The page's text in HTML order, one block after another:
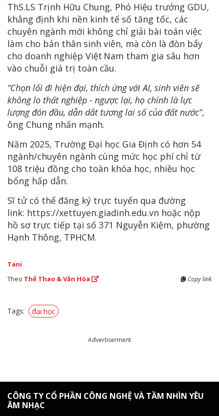
ThS.LS Trịnh Hữu Chung, Phó Hiệu trưởng GDU,
khẳng định khi nền kinh tế số tăng tốc, các
chuyên ngành mới không chỉ giải bài toán việc
làm cho bản thân sinh viên, mà còn là đòn bẩy
cho doanh nghiệp Việt Nam tham gia sâu hơn
vào chuỗi giá trị toàn cầu.
“Chọn lối đi hiện đại, thích ứng với AI, sinh viên sẽ
không lo thất nghiệp - ngược lại, họ chính là lực
lượng đón đầu, dẫn dắt tương lai số của đất nước”,
ông Chung nhấn mạnh.
Năm 2025, Trường Đại học Gia Định có hơn 54
ngành/chuyên ngành cùng mức học phí chỉ từ
108 triệu đồng cho toàn khóa học, nhiều học
bổng hấp dẫn.
Sĩ tử có thể đăng ký trực tuyến qua đường
link: https://xettuyen.giadinh.edu.vn hoặc nộp
hồ sơ trực tiếp tại số 371 Nguyễn Kiệm, phường
Hạnh Thông, TPHCM.
Tani
Theo Thể Thao & Văn Hóa Copy link
Tags: đại học
Advertiserment
CÔNG TY CỔ PHẦN CÔNG NGHỆ VÀ TẦM NHÌN YÊU
ÂM NHẠC